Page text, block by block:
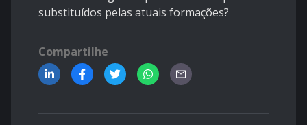
substituídos pelas atuais formações?
Compartilhe